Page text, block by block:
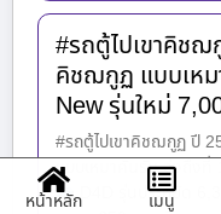
#รถตู้ไปเขาคิชฌ
คิชฌกูฏ แบบเห
New รุ่นใหม่
#รถตู้ไปเขาคิชฌกูฏ ปี
แบบเหมาคันรับ-ส่งถึง
D4D รุ่นประหยัด
หน้าหลัก เมนู